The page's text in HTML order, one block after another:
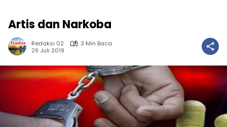
Artis dan Narkoba
Redaksi 02
3 Min Baca
29 Juli 2019